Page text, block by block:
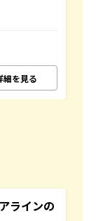
細を見る
ラインの